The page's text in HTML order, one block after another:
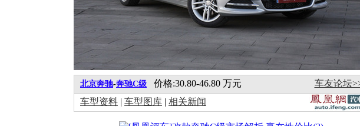
北京奔驰-奔驰C级 价格:30.80-46.80 万元
车友论坛
车型资料 | 车型图库 | 相关新闻